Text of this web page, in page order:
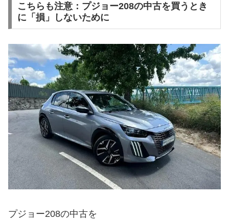
こちらも注意：プジョー208の中古を買うとき
に「損」しないために
プジョー208の中古を